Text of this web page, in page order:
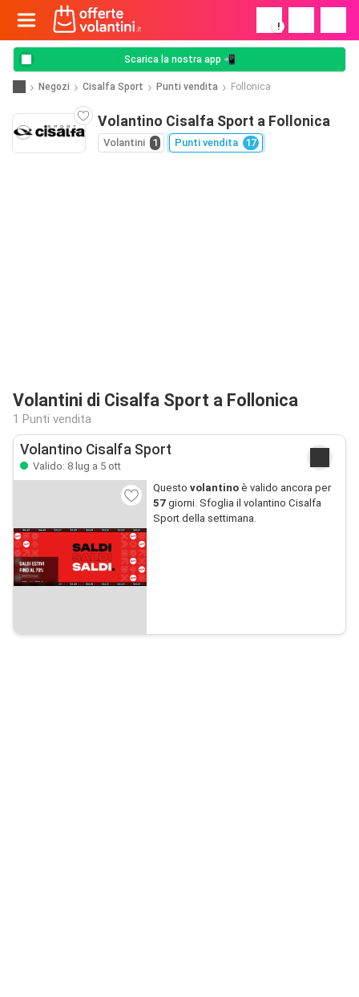
!
Scarica la nostra app 📲
Negozi Cisalfa Sport Punti vendita Follonica
Volantino Cisalfa Sport a Follonica
Volantini 1 Punti vendita 17
Volantini di Cisalfa Sport a Follonica
1 Punti vendita
Volantino Cisalfa Sport
Valido: 8 lug a 5 ott
Questo volantinoè valido ancora per
57giorni. Sfoglia il volantino Cisalfa
Sport della settimana.